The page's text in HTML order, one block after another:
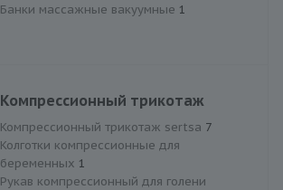
Банки массажные вакуумные 1
Компрессионный трикотаж
Компрессионный трикотаж sertsa 7
Колготки компрессионные для
беременных 1
Рукав компрессионный для голени